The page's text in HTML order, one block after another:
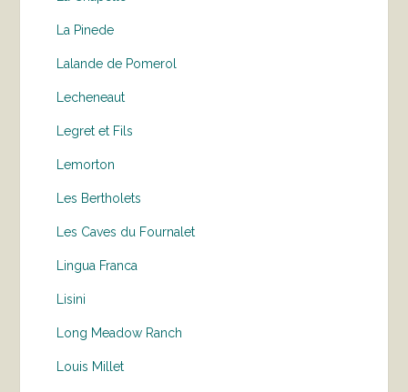
La Pinede
Lalande de Pomerol
Lecheneaut
Legret et Fils
Lemorton
Les Bertholets
Les Caves du Fournalet
Lingua Franca
Lisini
Long Meadow Ranch
Louis Millet